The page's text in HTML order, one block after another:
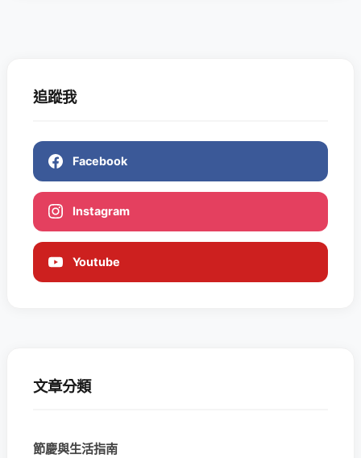
追蹤我
Facebook
Instagram
Youtube
文章分類
節慶與生活指南